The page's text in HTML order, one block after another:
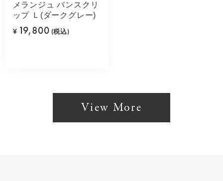
メランジュ バンスクリ
ップ Ｌ(ダークグレー)
¥ 19,800 (税込)
View More